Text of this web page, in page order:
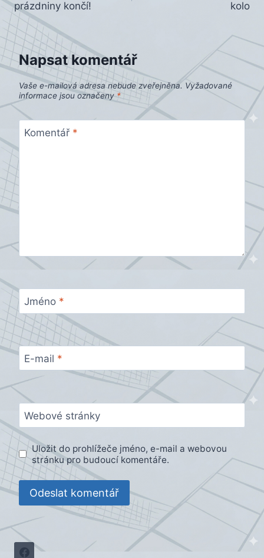
příspěvek
prázdniny končí!
kolo
Napsat komentář
Vaše e-mailová adresa nebude zveřejněna. Vyžadované
informace jsou označeny*
Komentář *
Jméno *
E-mail *
Webové stránky
Uložit do prohlížeče jméno, e-mail a webovou
stránku pro budoucí komentáře.